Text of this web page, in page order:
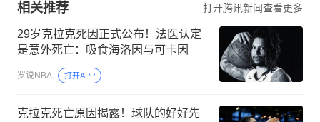
相关推荐 打开腾讯新闻查看更多
29岁克拉克死因正式公布！法医认定
是意外死亡：吸食海洛因与可卡因
罗说NBA 打开APP
克拉克死亡原因揭露！球队的好好先